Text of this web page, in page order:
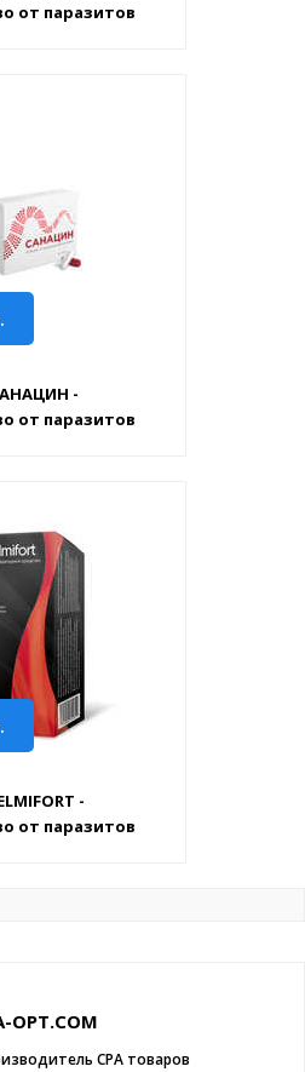
от паразитов
-
от паразитов
-
от паразитов
OPT.COM
CPA товаров